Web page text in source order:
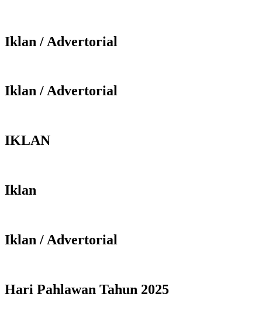
Iklan / Advertorial
Iklan / Advertorial
IKLAN
Iklan
Iklan / Advertorial
Hari Pahlawan Tahun 2025